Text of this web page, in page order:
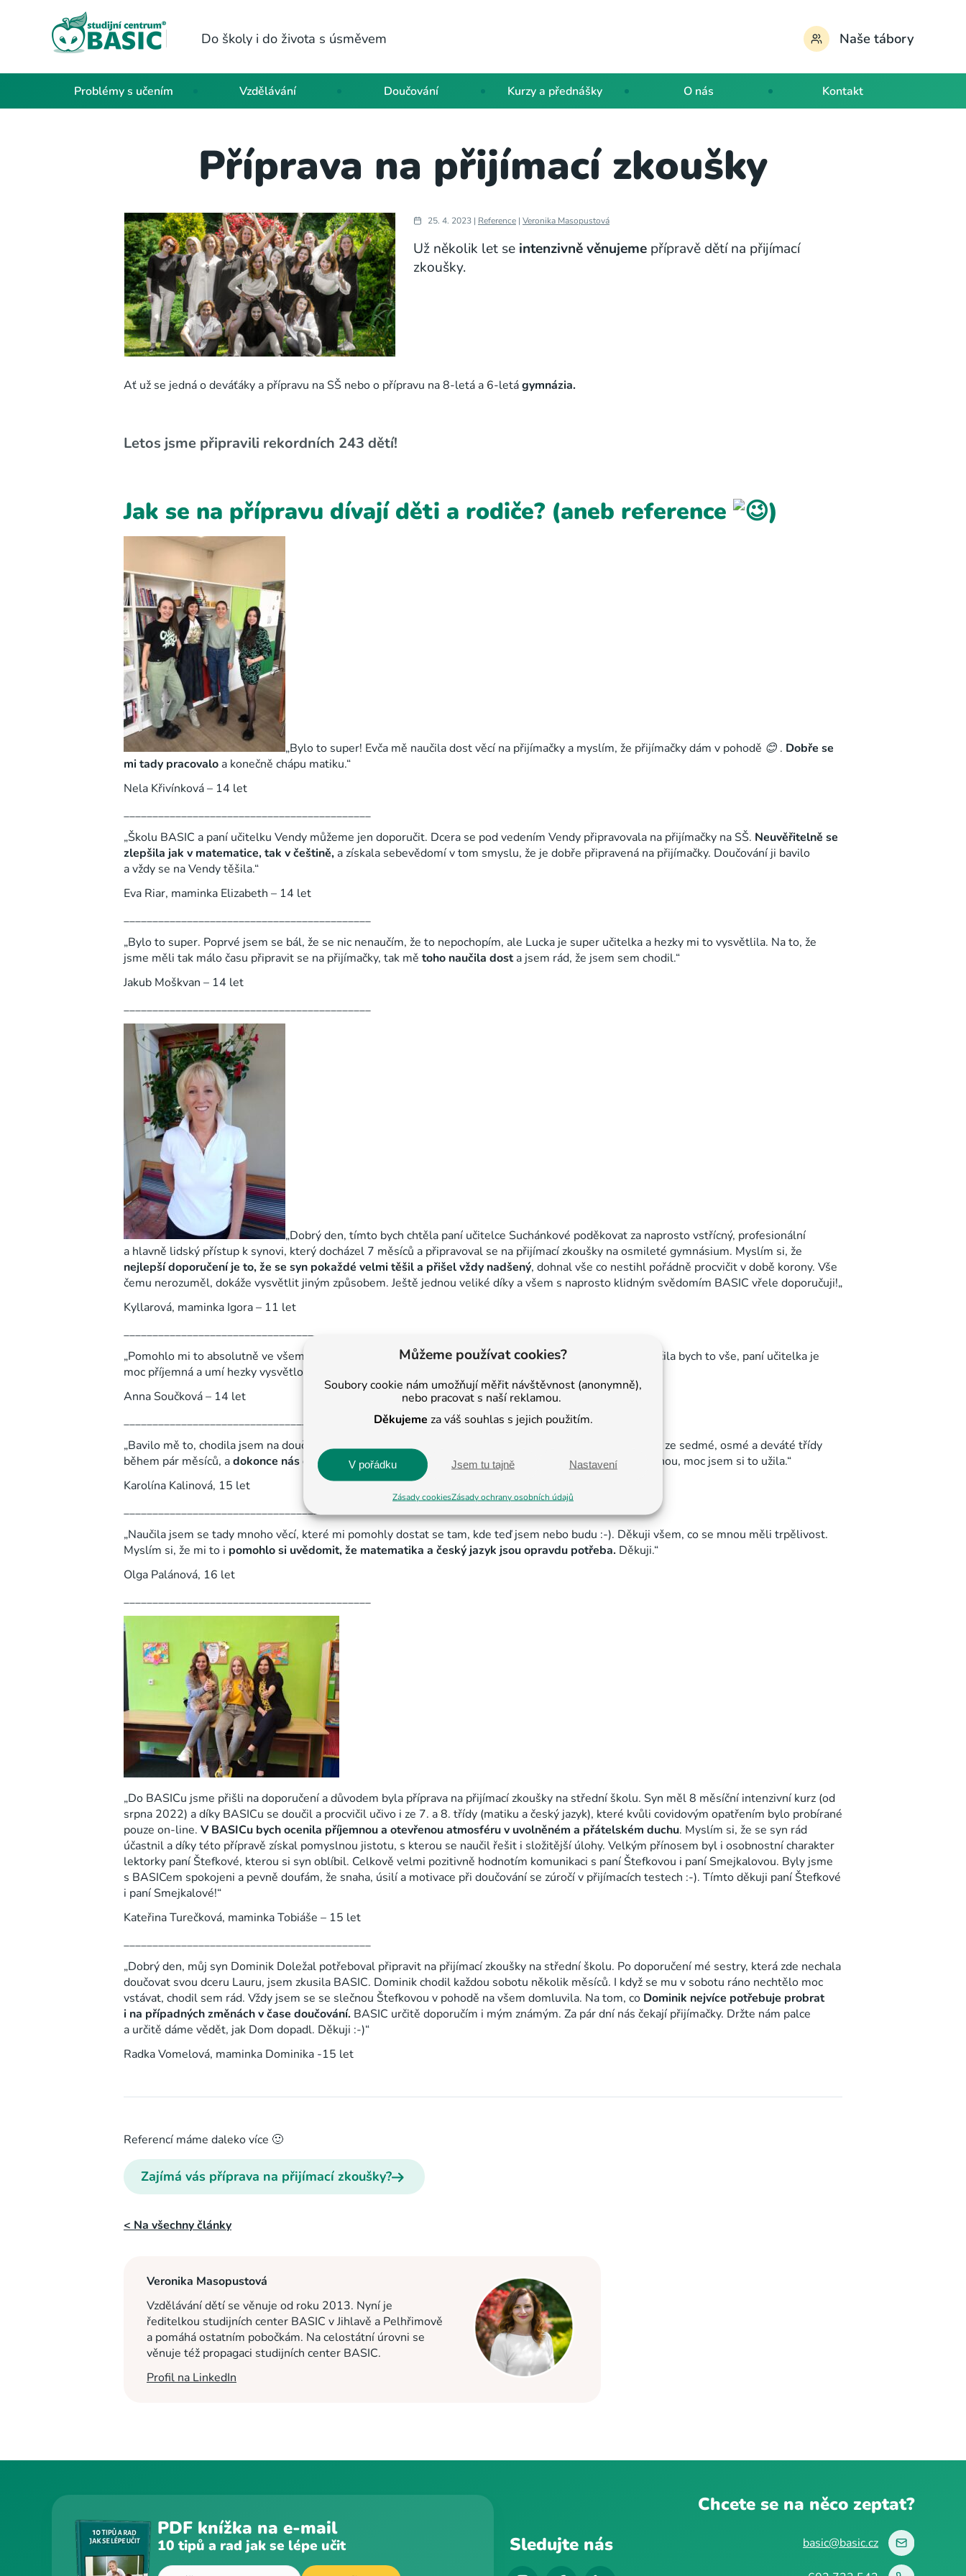
Můžeme používat cookies?
Soubory cookie nám umožňují měřit návštěvnost (anonymně),
nebo pracovat s naší reklamou.
Děkujeme za váš souhlas s jejich použitím.
V pořádku Jsem tu tajně Nastavení
Zásady cookiesZásady ochrany osobních údajů
Do školy i do života s úsměvem Naše tábory
Problémy s učením Vzdělávání Doučování Kurzy a přednášky O nás Kontakt
Příprava na přijímací zkoušky
25. 4. 2023 | Reference | Veronika Masopustová
Už několik let se intenzivně věnujeme přípravě dětí na přijímací
zkoušky.
Ať už se jedná o deváťáky a přípravu na SŠ nebo o přípravu na 8-letá a 6-letágymnázia.
Letos jsme připravili rekordních 243 dětí!
Jak se na přípravu dívají děti a rodiče? (aneb reference )
„Bylo to super! Evča mě naučila dost věcí na přijímačky a myslím, že přijímačky dám v pohodě 😊 . Dobře se
mi tady pracovalo a konečně chápu matiku.“
Nela Křivínková – 14 let
___________________________________________
„Školu BASIC a paní učitelku Vendy můžeme jen doporučit. Dcera se pod vedením Vendy připravovala na přijímačky na SŠ. Neuvěřitelně se
zlepšila jak v matematice, tak v češtině, a získala sebevědomí v tom smyslu, že je dobře připravená na přijímačky. Doučování ji bavilo
a vždy se na Vendy těšila.“
Eva Riar, maminka Elizabeth – 14 let
___________________________________________
„Bylo to super. Poprvé jsem se bál, že se nic nenaučím, že to nepochopím, ale Lucka je super učitelka a hezky mi to vysvětlila. Na to, že
jsme měli tak málo času připravit se na přijímačky, tak mě toho naučila dosta jsem rád, že jsem sem chodil.“
Jakub Moškvan – 14 let
___________________________________________
„Dobrý den, tímto bych chtěla paní učitelce Suchánkové poděkovat za naprosto vstřícný, profesionální
a hlavně lidský přístup k synovi, který docházel 7 měsíců a připravoval se na přijímací zkoušky na osmileté gymnásium. Myslím si, že
nejlepší doporučení je to, že se syn pokaždé velmi těšil a přišel vždy nadšený, dohnal vše co nestihl pořádně procvičit v době korony. Vše
čemu nerozuměl, dokáže vysvětlit jiným způsobem. Ještě jednou veliké díky a všem s naprosto klidným svědomím BASIC vřele doporučuji!„
Kyllarová, maminka Igora – 11 let
___________________________________________
„Pomohlo mi to absolutně ve všem.
Donutilo mě to se učit, protože na doučování mě to bavilo
. Doporučila bych to vše, paní učitelka je
moc příjemná a umí hezky vysvětlovat. Myslím, že jsem na přijímačky připravená.“
Anna Součková – 14 let
___________________________________________
„Bavilo mě to, chodila jsem na doučování s radostí a pokaždé jsem se těšila. Paní učitelka mě naučila věci ze sedmé, osmé a deváté třídy
během pár měsíců, adokonce nás dokázala dokonale připravit na přijímačky.
Děkuji za trpělivost se mnou, moc jsem si to užila.“
Karolína Kalinová, 15 let
___________________________________________
„Naučila jsem se tady mnoho věcí, které mi pomohly dostat se tam, kde teď jsem nebo budu :-). Děkuji všem, co se mnou měli trpělivost.
Myslím si, že mi to i pomohlo si uvědomit, že matematika a český jazyk jsou opravdu potřeba. Děkuji.“
Olga Palánová, 16 let
___________________________________________
„Do BASICu jsme přišli na doporučení a důvodem byla příprava na přijímací zkoušky na střední školu. Syn měl 8 měsíční intenzivní kurz (od
srpna 2022) a díky BASICu se doučil a procvičil učivo i ze 7. a 8. třídy (matiku a český jazyk), které kvůli covidovým opatřením bylo probírané
pouze on-line. V BASICu bych ocenila příjemnou a otevřenou atmosféru v uvolněném a přátelském duchu. Myslím si, že se syn rád
účastnil a díky této přípravě získal pomyslnou jistotu, s kterou se naučil řešit i složitější úlohy. Velkým přínosem byl i osobnostní charakter
lektorky paní Štefkové, kterou si syn oblíbil. Celkově velmi pozitivně hodnotím komunikaci s paní Štefkovou i paní Smejkalovou. Byly jsme
s BASICem spokojeni a pevně doufám, že snaha, úsilí a motivace při doučování se zúročí v přijímacích testech :-). Tímto děkuji paní Štefkové
i paní Smejkalové!“
Kateřina Turečková, maminka Tobiáše – 15 let
___________________________________________
„Dobrý den, můj syn Dominik Doležal potřeboval připravit na přijímací zkoušky na střední školu. Po doporučení mé sestry, která zde nechala
doučovat svou dceru Lauru, jsem zkusila BASIC. Dominik chodil každou sobotu několik měsíců. I když se mu v sobotu ráno nechtělo moc
vstávat, chodil sem rád. Vždy jsem se se slečnou Štefkovou v pohodě na všem domluvila. Na tom, co Dominik nejvíce potřebuje probrat
i na případných změnách v čase doučování. BASIC určitě doporučím i mým známým. Za pár dní nás čekají přijímačky. Držte nám palce
a určitě dáme vědět, jak Dom dopadl. Děkuji :-)“
Radka Vomelová, maminka Dominika -15 let
Referencí máme daleko více 🙂
Zajímá vás příprava na přijímací zkoušky?
< Na všechny články
Veronika Masopustová
Vzdělávání dětí se věnuje od roku 2013. Nyní je
ředitelkou studijních center BASIC v Jihlavě a Pelhřimově
a pomáhá ostatním pobočkám. Na celostátní úrovni se
věnuje též propagaci studijních center BASIC.
Profil na LinkedIn
PDF knížka na e-mail
10 tipů a rad jak se lépe učit Sledujte nás
Chcete se na něco zeptat?
basic@basic.cz